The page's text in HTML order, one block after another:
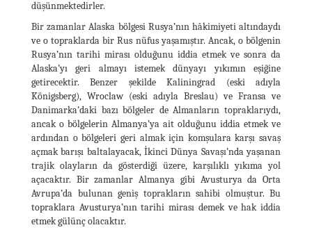
düşünmektedirler.
Bir zamanlar Alaska bölgesi Rusya’nın hâkimiyeti altındaydı
ve o topraklarda bir Rus nüfus yaşamıştır. Ancak, o bölgenin
Rusya’nın tarihi mirası olduğunu iddia etmek ve sonra da
Alaska’yı geri almayı istemek dünyayı yıkımın eşiğine
getirecektir. Benzer şekilde Kaliningrad (eski adıyla
Königsberg), Wroclaw (eski adıyla Breslau) ve Fransa ve
Danimarka’daki bazı bölgeler de Almanların topraklarıydı,
ancak o bölgelerin Almanya’ya ait olduğunu iddia etmek ve
ardından o bölgeleri geri almak için komşulara karşı savaş
açmak barışı baltalayacak, İkinci Dünya Savaşı’nda yaşanan
trajik olayların da gösterdiği üzere, karşılıklı yıkıma yol
açacaktır. Bir zamanlar Almanya gibi Avusturya da Orta
Avrupa’da bulunan geniş toprakların sahibi olmuştur. Bu
topraklara Avusturya’nın tarihi mirası demek ve hak iddia
etmek gülünç olacaktır.